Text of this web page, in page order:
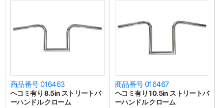
商品番号 016463
ヘコミ有り 8.5in ストリートバ
ーハンドル クローム
商品番号 016467
ヘコミ有り 10.5in ストリートバ
ーハンドル クローム